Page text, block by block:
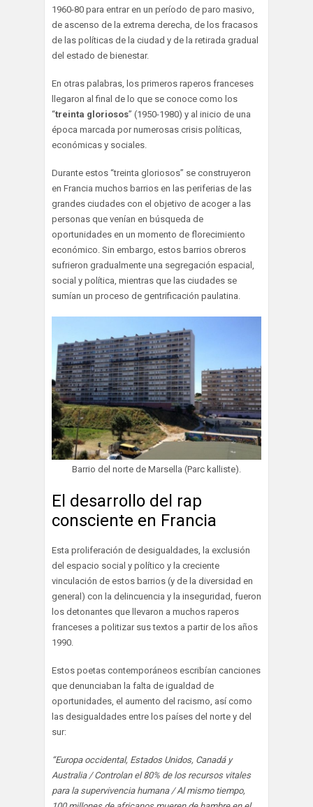
1960-80 para entrar en un período de paro masivo,
de ascenso de la extrema derecha, de los fracasos
de las políticas de la ciudad y de la retirada gradual
del estado de bienestar.
En otras palabras, los primeros raperos franceses
llegaron al final de lo que se conoce como los
“treinta gloriosos” (1950-1980) y al inicio de una
época marcada por numerosas crisis políticas,
económicas y sociales.
Durante estos “treinta gloriosos” se construyeron
en Francia muchos barrios en las periferias de las
grandes ciudades con el objetivo de acoger a las
personas que venían en búsqueda de
oportunidades en un momento de florecimiento
económico. Sin embargo, estos barrios obreros
sufrieron gradualmente una segregación espacial,
social y política, mientras que las ciudades se
sumían un proceso de gentrificación paulatina.
Barrio del norte de Marsella (Parc kalliste).
El desarrollo del rap
consciente en Francia
Esta proliferación de desigualdades, la exclusión
del espacio social y político y la creciente
vinculación de estos barrios (y de la diversidad en
general) con la delincuencia y la inseguridad, fueron
los detonantes que llevaron a muchos raperos
franceses a politizar sus textos a partir de los años
1990.
Estos poetas contemporáneos escribían canciones
que denunciaban la falta de igualdad de
oportunidades, el aumento del racismo, así como
las desigualdades entre los países del norte y del
sur:
“Europa occidental, Estados Unidos, Canadá y
Australia / Controlan el 80% de los recursos vitales
para la supervivencia humana / Al mismo tiempo,